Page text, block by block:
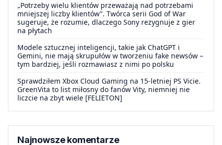
„Potrzeby wielu klientów przeważają nad potrzebami
mniejszej liczby klientów”. Twórca serii God of War
sugeruje, że rozumie, dlaczego Sony rezygnuje z gier
na płytach
Modele sztucznej inteligencji, takie jak ChatGPT i
Gemini, nie mają skrupułów w tworzeniu fake newsów –
tym bardziej, jeśli rozmawiasz z nimi po polsku
Sprawdziłem Xbox Cloud Gaming na 15-letniej PS Vicie.
GreenVita to list miłosny do fanów Vity, niemniej nie
liczcie na zbyt wiele [FELIETON]
Najnowsze komentarze